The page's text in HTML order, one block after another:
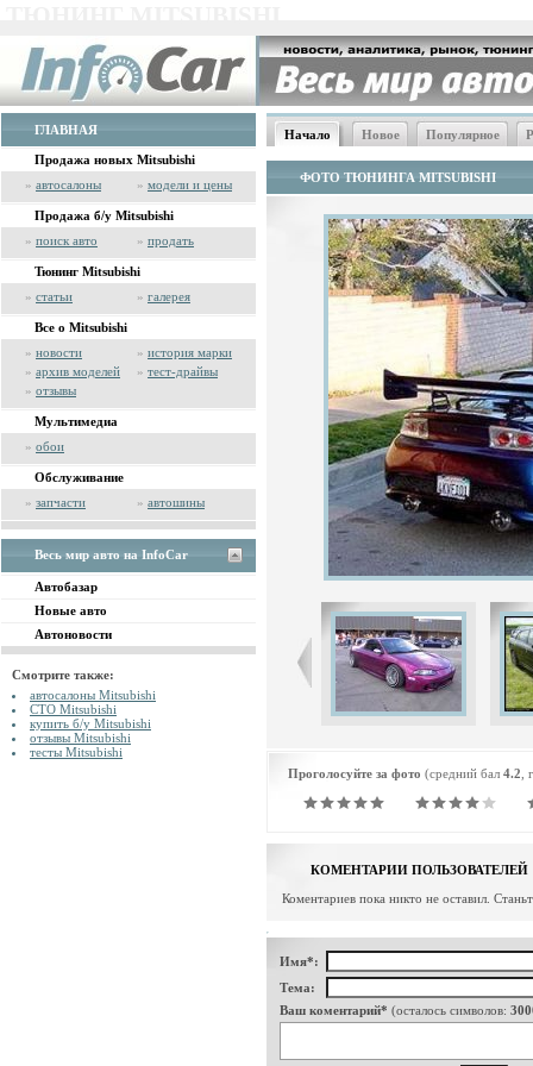
ГЛАВНАЯ
Продажа новых Mitsubishi
» автосалоны » модели и цены
Продажа б/у Mitsubishi
» поиск авто » продать
Тюнинг Mitsubishi
» статьи » галерея
Все о Mitsubishi
» новости » история марки
» архив моделей » тест-драйвы
» отзывы
Мультимедиа
» обои
Обслуживание
» запчасти » автошины
Весь мир авто на InfoCar
Автобазар
Новые авто
Автоновости
Смотрите также:
автосалоны Mitsubishi
СТО Mitsubishi
купить б/у Mitsubishi
отзывы Mitsubishi
тесты Mitsubishi
Начало Новое Популярное
ФОТО ТЮНИНГА MITSUBISHI
Проголосуйте за фото (средний бал 4.2
КОМЕНТАРИИ ПОЛЬЗОВАТЕЛЕЙ
Коментариев пока никто не оставил.
Имя*:
Тема:
Ваш коментарий* (осталось символов: